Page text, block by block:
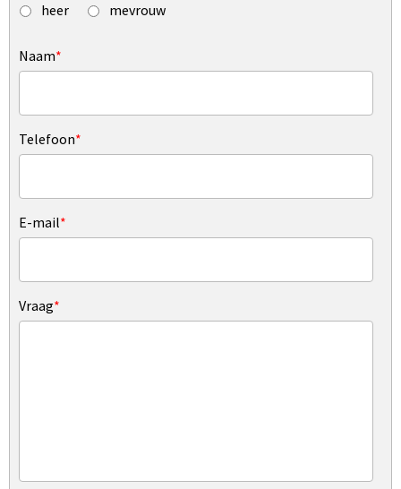
heer mevrouw
Naam*
Telefoon*
E-mail*
Vraag*